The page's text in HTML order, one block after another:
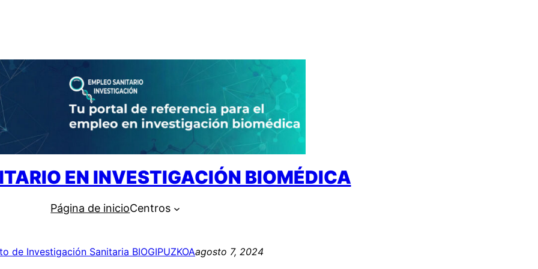
EN INVESTIGACIÓN BIOMÉDICA
Página de inicioCentros
de Investigación Sanitaria BIOGIPUZKOAagosto 7, 2024